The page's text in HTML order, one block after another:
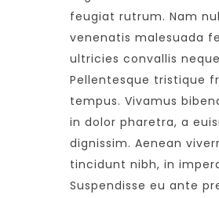
feugiat rutrum. Nam
venenatis malesuada
ultricies convallis
Pellentesque tristique
tempus. Vivamus
in dolor pharetra, a
dignissim. Aenean
tincidunt nibh, in
Suspendisse eu ante